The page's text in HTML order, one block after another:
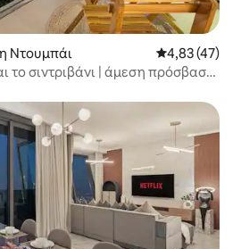
Ντουμπάι Μέση
4,83 (47)
το σιντριβάνι | άμεση πρόσβαση